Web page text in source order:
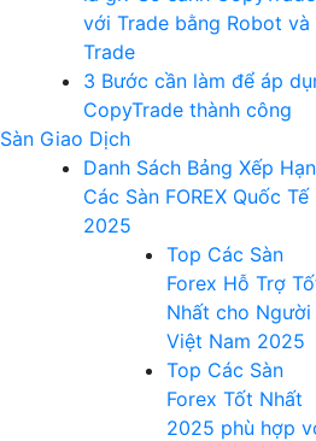
với Trade bằng Robot và
Trade
3 Bước cần làm để áp
CopyTrade thành công
Sàn Giao Dịch
Danh Sách Bảng Xếp
Các Sàn FOREX Quốc Tế
2025
Top Các Sàn
Forex Hỗ Trợ
Nhất cho Người
Việt Nam 2025
Top Các Sàn
Forex Tốt Nhất
2025 phù hợp